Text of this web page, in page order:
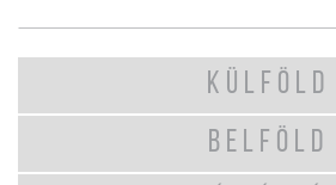
KÜLFÖLD
BELFÖLD